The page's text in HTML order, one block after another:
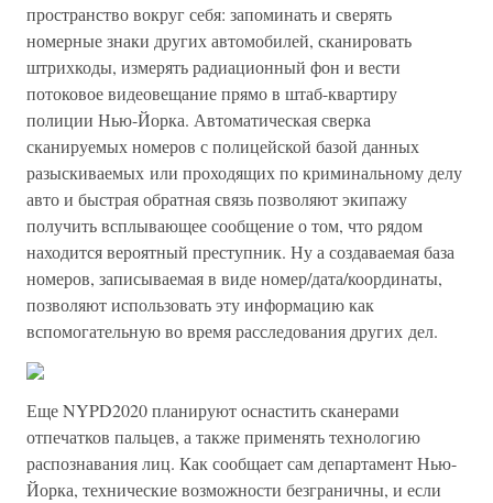
пространство вокруг себя: запоминать и сверять
номерные знаки других автомобилей, сканировать
штрихкоды, измерять радиационный фон и вести
потоковое видеовещание прямо в штаб-квартиру
полиции Нью-Йорка. Автоматическая сверка
сканируемых номеров с полицейской базой данных
разыскиваемых или проходящих по криминальному делу
авто и быстрая обратная связь позволяют экипажу
получить всплывающее сообщение о том, что рядом
находится вероятный преступник. Ну а создаваемая база
номеров, записываемая в виде номер/дата/координаты,
позволяют использовать эту информацию как
вспомогательную во время расследования других дел.
Еще NYPD2020 планируют оснастить сканерами
отпечатков пальцев, а также применять технологию
распознавания лиц. Как сообщает сам департамент Нью-
Йорка, технические возможности безграничны, и если